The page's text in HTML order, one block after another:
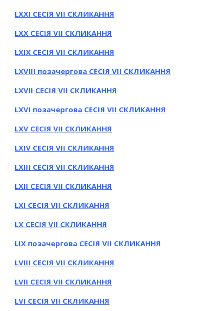
LXXІ СЕСІЯ VII СКЛИКАННЯ
LXХ СЕСІЯ VII СКЛИКАННЯ
LXІХ СЕСІЯ VII СКЛИКАННЯ
LXVІІІ позачергова СЕСІЯ VII СКЛИКАННЯ
LXVІІ СЕСІЯ VII СКЛИКАННЯ
LXVІ позачергова СЕСІЯ VII СКЛИКАННЯ
LXV СЕСІЯ VII СКЛИКАННЯ
LХІV СЕСІЯ VII СКЛИКАННЯ
LХІІІ СЕСІЯ VII СКЛИКАННЯ
LХІІ СЕСІЯ VII СКЛИКАННЯ
LХІ СЕСІЯ VII СКЛИКАННЯ
LХ СЕСІЯ VII СКЛИКАННЯ
LІХ позачергова СЕСІЯ VII СКЛИКАННЯ
LVІІІ СЕСІЯ VII СКЛИКАННЯ
LVІІ СЕСІЯ VII СКЛИКАННЯ
LVІ СЕСІЯ VII СКЛИКАННЯ